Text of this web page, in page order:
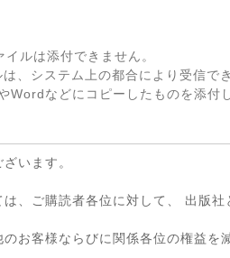
イルは添付できません。
、システム上の都合により受信で
Wordなどにコピーしたものを添付
います。
、ご購読者各位に対して、 出版
お客様ならびに関係各位の権益